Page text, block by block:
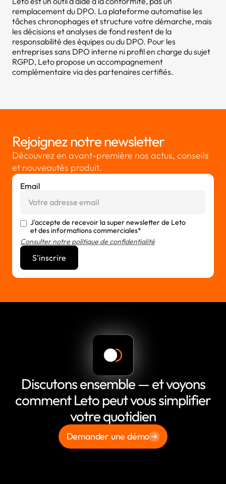
remplacement du DPO. La plateforme automatise les
tâches chronophages et structure votre démarche, mais
les décisions et analyses de fond restent de la
responsabilité des équipes ou du DPO. Pour les
entreprises sans DPO interne ni profil en charge du sujet
RGPD, Leto propose un accompagnement
complémentaire via des partenaires certifiés.
Rejoignez notre newsletter
Découvrez en avant-première nos actus, conseils
et nouveautés produit.
Email
J'accepte de recevoir la super newsletter de Leto
et des informations commerciales*
Consulter notre politique de confidentialité
Discutons ensemble — et voyons
comment Leto peut vous simplifier
votre quotidien
Demander une démo